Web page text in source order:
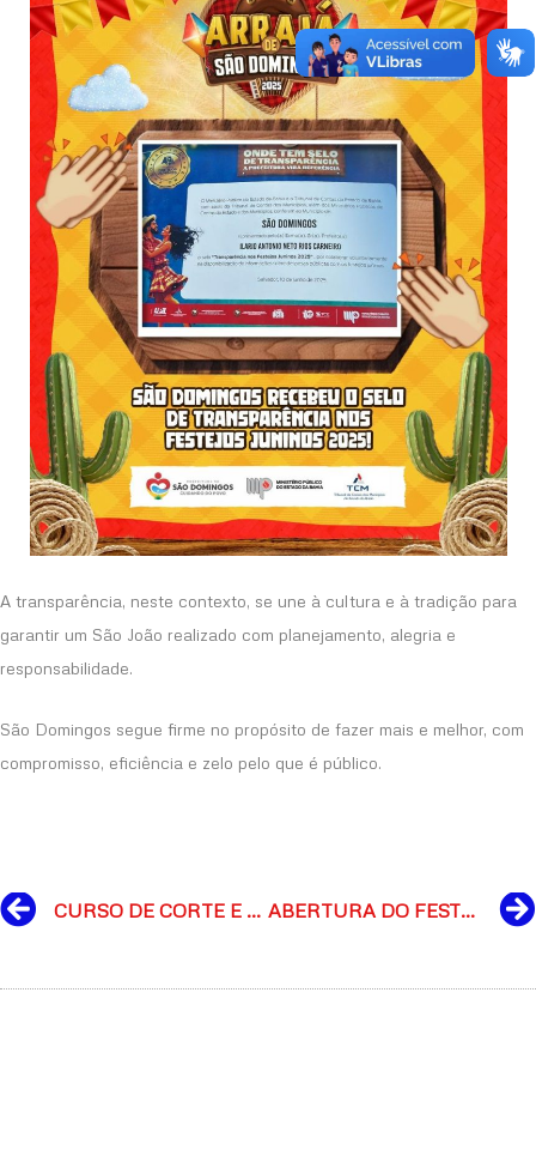
A transparência, neste contexto, se une à cultura e à tradição para
garantir um São João realizado com planejamento, alegria e
responsabilidade.
São Domingos segue firme no propósito de fazer mais e melhor, com
compromisso, eficiência e zelo pelo que é público.
CURSO DE CORTE E COSTURA EM SÃO DOMINGOS: INSCRIÇÕES ATÉ 14 DE MARÇO ABERTURA DO FESTIVAL DE ARTE, CULTURA E INTEGRAÇÃO ESCOLAR 2025